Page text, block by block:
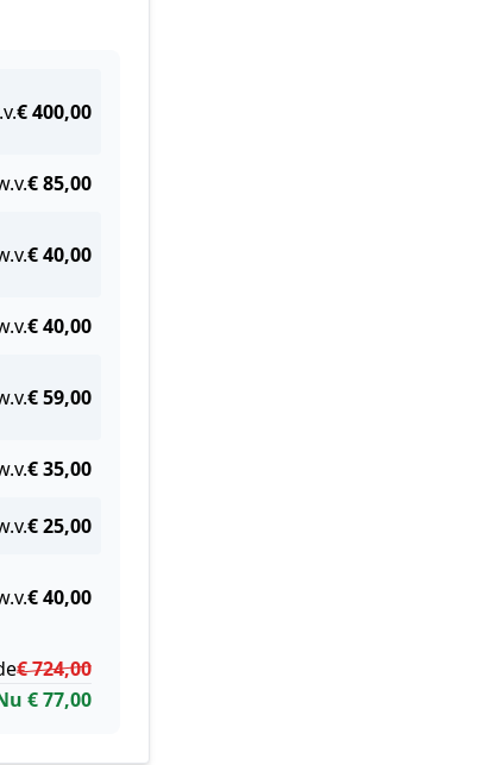
€ 400,00
€ 85,00
€ 40,00
€ 40,00
€ 59,00
€ 35,00
€ 25,00
€ 40,00
€ 77,00
€ 724,00